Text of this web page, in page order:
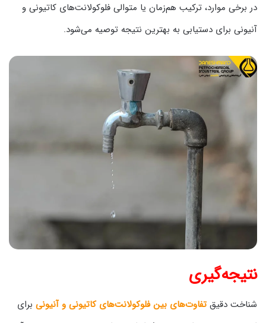
در برخی موارد، ترکیب هم‌زمان یا متوالی فلوکولانت‌های کاتیونی و
آنیونی برای دستیابی به بهترین نتیجه توصیه می‌شود.
نتیجه‌گیری
شناخت دقیق تفاوت‌های بین فلوکولانت‌های کاتیونی و آنیونی برای